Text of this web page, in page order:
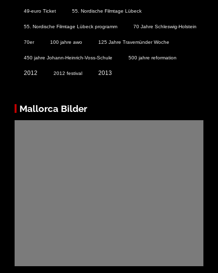
49-euro Ticket 55. Nordische Filmtage Lübeck
55. Nordische Filmtage Lübeck programm 70 Jahre Schleswig-Holstein
70er 100 jahre awo 125 Jahre Travemünder Woche
450 jahre Johann-Heinrich-Voss-Schule 500 jahre reformation
2012 2012 festival 2013
Mallorca Bilder